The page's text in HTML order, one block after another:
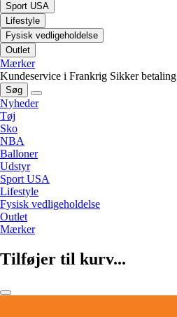
Sport USA
Lifestyle
Fysisk vedligeholdelse
Outlet
Mærker
Kundeservice i Frankrig Sikker betaling
Søg
Nyheder
Tøj
Sko
NBA
Balloner
Udstyr
Sport USA
Lifestyle
Fysisk vedligeholdelse
Outlet
Mærker
Tilføjer til kurv...